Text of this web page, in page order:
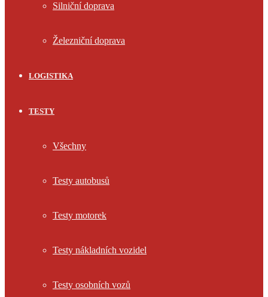
Silniční doprava
Železniční doprava
LOGISTIKA
TESTY
Všechny
Testy autobusů
Testy motorek
Testy nákladních vozidel
Testy osobních vozů